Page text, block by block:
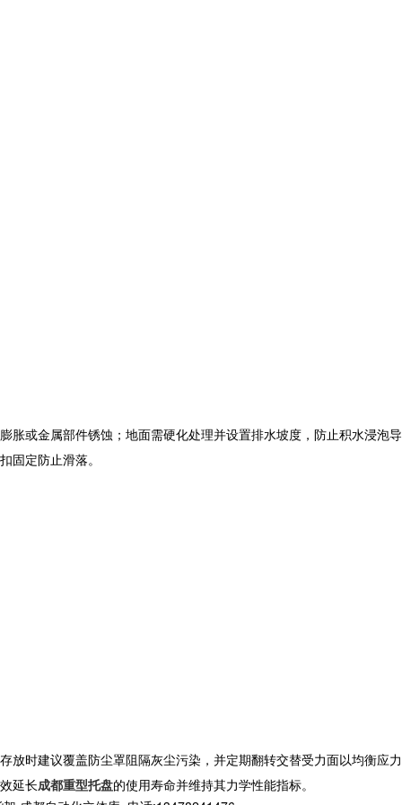
或金属部件锈蚀；地面需硬化处理并设置排水坡度，防止积水浸泡导
定防止滑落。
放时建议覆盖防尘罩阻隔灰尘污染，并定期翻转交替受力面以均衡应力
延长成都重型托盘的使用寿命并维持其力学性能指标。